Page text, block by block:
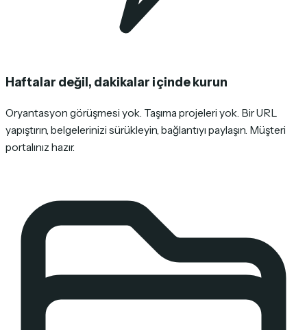
Haftalar değil, dakikalar içinde kurun
Oryantasyon görüşmesi yok. Taşıma projeleri yok. Bir URL
yapıştırın, belgelerinizi sürükleyin, bağlantıyı paylaşın. Müşteri
portalınız hazır.